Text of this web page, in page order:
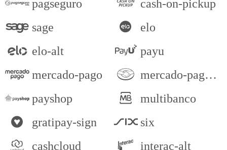
pagseguro
cash-on-pickup
sage
elo
elo-alt
payu
mercado-pago
mercado-pago-sign
payshop
multibanco
gratipay-sign
six
cashcloud
interac-alt